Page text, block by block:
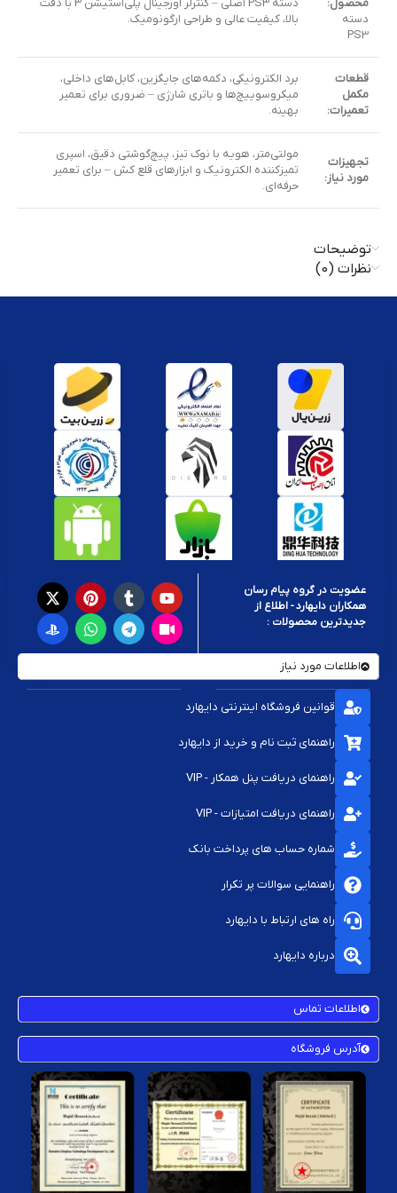
محصول:
دسته
PS3
دسته PS3 اصلی – کنترلر اورجینال پلی‌استیشن 3 با دقت
بالا، کیفیت عالی و طراحی ارگونومیک.
قطعات
مکمل
تعمیرات:
برد الکترونیکی، دکمه‌های جایگزین، کابل‌های داخلی،
میکروسوییچ‌ها و باتری شارژی – ضروری برای تعمیر
بهینه.
تجهیزات
مورد نیاز:
مولتی‌متر، هویه با نوک تیز، پیچ‌گوشتی دقیق، اسپری
تمیزکننده الکترونیک و ابزارهای قلع کش – برای تعمیر
حرفه‌ای.
توضیحات
نظرات (0)
عضویت در گروه پیام رسان
همکاران دایهارد - اطلاع از
جدیدترین محصولات :
اطلاعات مورد نیاز
قوانین فروشگاه اینترنتی دایهارد
راهنمای ثبت نام و خرید از دایهارد
راهنمای دریافت پنل همکار - VIP
راهنمای دریافت امتیازات - VIP
شماره حساب های پرداخت بانک
راهنمایی سوالات پر تکرار
راه های ارتباط با دایهارد
درباره دایهارد
اطلاعات تماس
آدرس فروشگاه